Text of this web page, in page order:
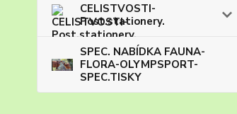
CELISTVOSTI-
Post.stationery.
SPEC. NABÍDKA FAUNA-
FLORA-OLYMPSPORT-
SPEC.TISKY